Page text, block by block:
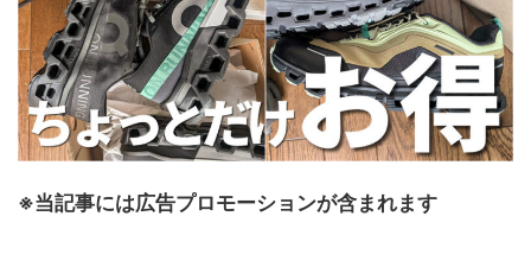
※当記事には広告プロモーションが含まれます